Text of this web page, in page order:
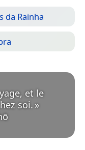
da Rainha
et le
soi.